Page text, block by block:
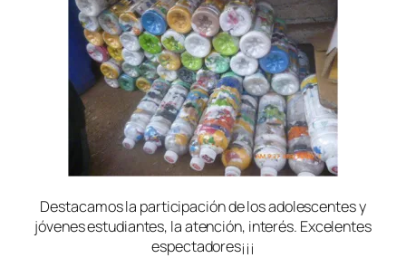
Destacamos la participación de los adolescentes y
jóvenes estudiantes, la atención, interés. Excelentes
espectadores¡¡¡